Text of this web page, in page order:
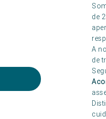
de
A
de